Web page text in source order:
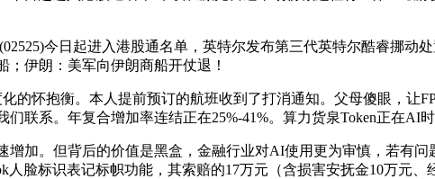
今日起进入港股通名单，英特尔发布第三代英特尔酷睿挪动
伊朗：美军向伊朗商船开仗退！
怀抱衡。本人提前预订的航班收到了打消通知。父母傻眼，让
联系。年复合增加率连结正在25%-41%。算力货泉Token正在AI
。但背后的价值是黑盒，金融行业对AI使用更为审慎，若有问
人脸标识表记标帜功能，其索赔的17万元（含损害安抚金10万元